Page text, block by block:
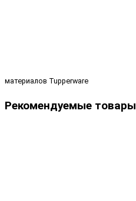
материалов Tupperware
Рекомендуемые товары